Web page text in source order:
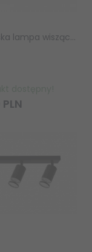
Designerska lampa wisząca CHIC ST-DL-2969P-6 Step Into Design złota biała obręcz białe kuliste klosze do salonu jadalniana
PLN